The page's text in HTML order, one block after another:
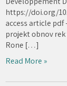
https://doi.org/
access article pdf
projekt obnov
Rone […]
Read More »